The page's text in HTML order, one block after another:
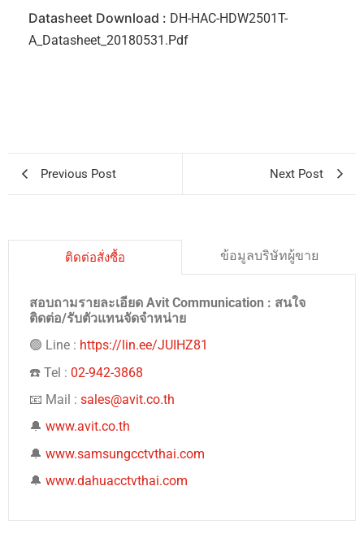
Datasheet Download : DH-HAC-HDW2501T-
A_Datasheet_20180531.pdf
Previous Post Next Post
ติดต่อสั่งซื้อ ข้อมูลบริษัทผู้ขาย
สอบถามรายละเอียด Avit Communication : สนใจ
ติดต่อ/รับตัวแทนจัดจำหน่าย
🟢 Line : https://lin.ee/JUIHZ81
☎️ Tel : 02-942-3868
📧 Mail : sales@avit.co.th
🔔 www.avit.co.th
🔔 www.samsungcctvthai.com
🔔 www.dahuacctvthai.com